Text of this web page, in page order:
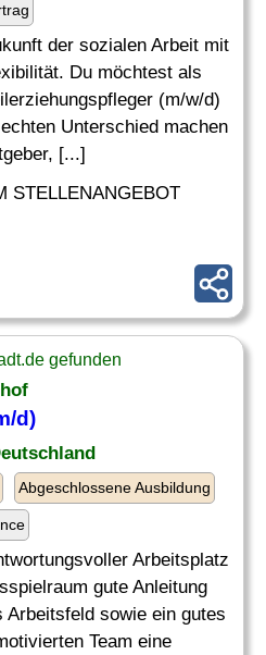
der sozialen Arbeit mit
Du möchtest als
(m/w/d)
Unterschied machen
[...]
STELLENANGEBOT
gefunden
d)
Abgeschlossene Ausbildung
Arbeitsplatz
gute Anleitung
Arbeitsfeld sowie ein gutes
Team eine